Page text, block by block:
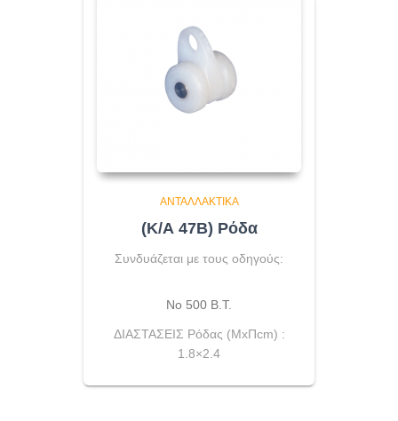
ΑΝΤΑΛΛΑΚΤΙΚΆ
(Κ/Α 47Β) Ρόδα
Συνδυάζεται με τους οδηγούς:
No 500 Β.Τ.
ΔΙΑΣΤΑΣΕΙΣ Ρόδας (ΜxΠcm) :
1.8×2.4